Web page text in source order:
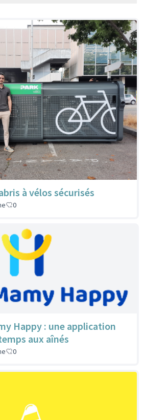
à vélos sécurisés
0
Happy : une application
aux aînés
0